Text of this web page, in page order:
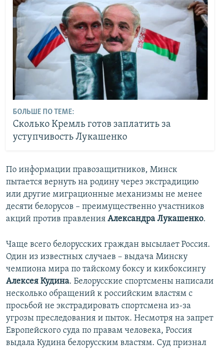
БОЛЬШЕ ПО ТЕМЕ:
Сколько Кремль готов заплатить за
уступчивость Лукашенко
По информации правозащитников, Минск
пытается вернуть на родину через экстрадицию
или другие миграционные механизмы не менее
десяти белорусов – преимущественно участников
акций против правления Александра Лукашенко.
Чаще всего белорусских граждан высылает Россия.
Один из известных случаев – выдача Минску
чемпиона мира по тайскому боксу и кикбоксингу
Алексея Кудина. Белорусские спортсмены написали
несколько обращений к российским властям с
просьбой не экстрадировать спортсмена из-за
угрозы преследования и пыток. Несмотря на запрет
Европейского суда по правам человека, Россия
выдала Кудина белорусским властям. Суд признал